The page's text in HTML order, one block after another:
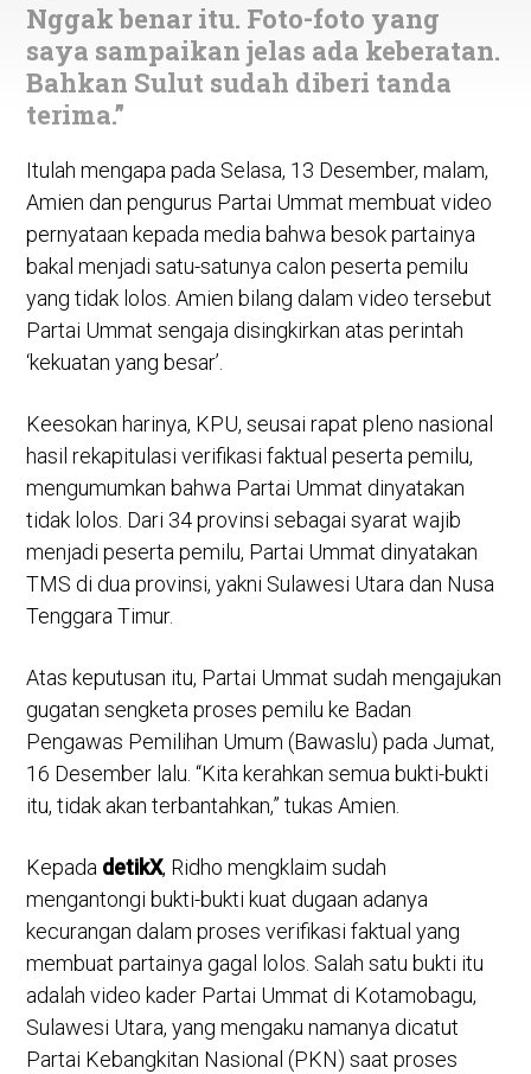
Nggak benar itu. Foto-foto yang
saya sampaikan jelas ada keberatan.
Bahkan Sulut sudah diberi tanda
terima.”
Itulah mengapa pada Selasa, 13 Desember, malam,
Amien dan pengurus Partai Ummat membuat video
pernyataan kepada media bahwa besok partainya
bakal menjadi satu-satunya calon peserta pemilu
yang tidak lolos. Amien bilang dalam video tersebut
Partai Ummat sengaja disingkirkan atas perintah
‘kekuatan yang besar’.
Keesokan harinya, KPU, seusai rapat pleno nasional
hasil rekapitulasi verifikasi faktual peserta pemilu,
mengumumkan bahwa Partai Ummat dinyatakan
tidak lolos. Dari 34 provinsi sebagai syarat wajib
menjadi peserta pemilu, Partai Ummat dinyatakan
TMS di dua provinsi, yakni Sulawesi Utara dan Nusa
Tenggara Timur.
Atas keputusan itu, Partai Ummat sudah mengajukan
gugatan sengketa proses pemilu ke Badan
Pengawas Pemilihan Umum (Bawaslu) pada Jumat,
16 Desember lalu. “Kita kerahkan semua bukti-bukti
itu, tidak akan terbantahkan,” tukas Amien.
Kepada detikX, Ridho mengklaim sudah
mengantongi bukti-bukti kuat dugaan adanya
kecurangan dalam proses verifikasi faktual yang
membuat partainya gagal lolos. Salah satu bukti itu
adalah video kader Partai Ummat di Kotamobagu,
Sulawesi Utara, yang mengaku namanya dicatut
Partai Kebangkitan Nasional (PKN) saat proses